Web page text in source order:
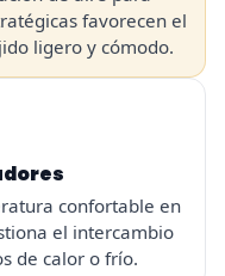
favorecen el
ligero y cómodo.
confortable en
el intercambio
de calor o frío.